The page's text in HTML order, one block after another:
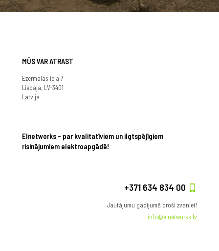
MŪS VAR ATRAST
Ezermalas iela 7
Liepāja, LV-3401
Latvija
Elnetworks – par kvalitatīviem un ilgtspējīgiem
risinājumiem elektroapgādē!
+371 634 834 00
Jautājumu gadījumā droši zvaniet!
info@elnetworks.lv